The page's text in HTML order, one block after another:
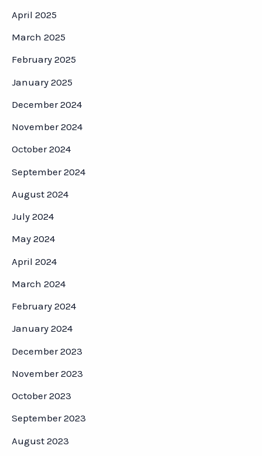
April 2025
March 2025
February 2025
January 2025
December 2024
November 2024
October 2024
September 2024
August 2024
July 2024
May 2024
April 2024
March 2024
February 2024
January 2024
December 2023
November 2023
October 2023
September 2023
August 2023